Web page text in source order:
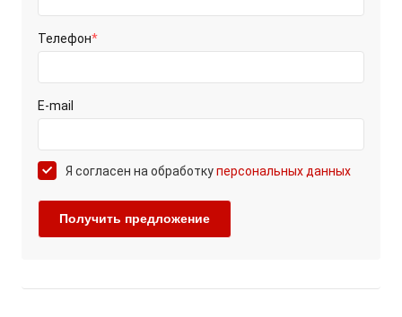
Телефон*
E-mail
Я согласен на обработкуперсональных данных